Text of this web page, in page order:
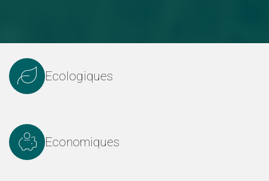
Ecologiques
Economiques